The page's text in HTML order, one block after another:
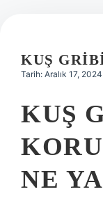
Hakkımızda
KUŞ
Tarih: Aralık 17, 2024
KUŞ
NE